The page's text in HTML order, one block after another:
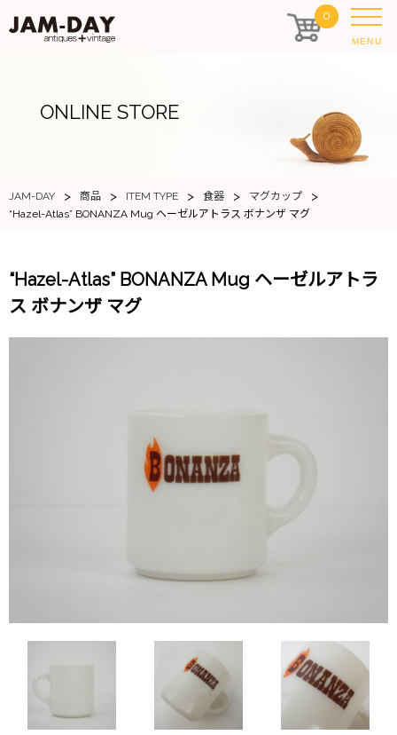
0
MENU
ONLINE STORE
JAM-DAY > 商品 > ITEM TYPE > 食器 > マグカップ >
“Hazel-Atlas” BONANZA Mug ヘーゼルアトラス ボナンザ マグ
“Hazel-Atlas” BONANZA Mug ヘーゼルアトラ
ス ボナンザ マグ